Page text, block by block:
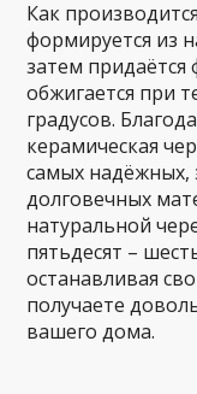
Как
формируется из
затем придаётся
обжигается при
градусов.
керамическая
самых надёжных,
долговечных
натуральной
пятьдесят –
останавливая
получаете
вашего дома.